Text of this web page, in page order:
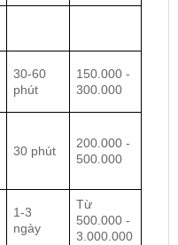
30-60
phút
150.000 -
300.000
30 phút
200.000 -
500.000
1-3
ngày
Từ
500.000 -
3.000.000